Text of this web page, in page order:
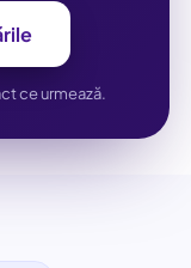
ce urmează.